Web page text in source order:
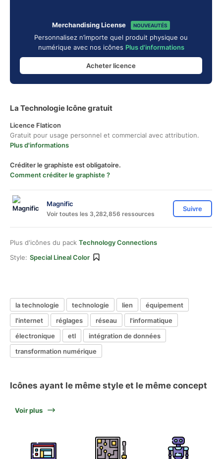
Merchandising License NOUVEAUTÉS
Personnalisez n’importe quel produit physique ou
numérique avec nos icônes Plus d'informations
Acheter licence
La Technologie Icône gratuit
Licence Flaticon
Gratuit pour usage personnel et commercial avec attribution.
Plus d'informations
Créditer le graphiste est obligatoire.
Comment créditer le graphiste ?
Magnific
Voir toutes les 3,282,856 ressources
Suivre
Plus d'icônes du pack Technology Connections
Style: Special Lineal Color
la technologie technologie lien
équipement
l'internet
réglages réseau
l'informatique
électronique
etl
intégration de données
transformation numérique
Icônes ayant le même style et le même concept
Voir plus